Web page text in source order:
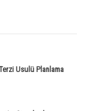
Usulü Planlama